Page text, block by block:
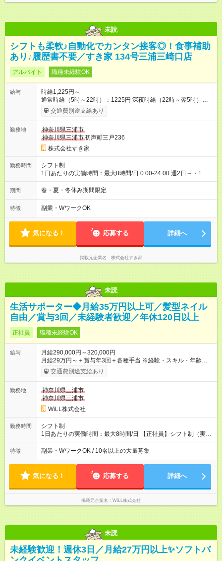
未読
シフトも柔軟♪自動化でカンタン接客◎！食事補助
あり♪履歴書不要／すき家 134号三浦三崎口店
アルバイト 職種未経験OK
給与
時給1,225円～
通常時給（5時～22時）：1225円 深夜時給（22時～翌5時）：
1532円 高校生時給：1225円 【特別手当】早朝手当（5：00-9：
00）時給+150円 【試用期間】試用期間あり 試用期間の長さ：1
30日（※条件変更なし）ですが、切り上げで一ヶ月とさせてい
ただきます。 研修制度あり：15時間(研修中も同時給）
交通費別途支給あり
勤務地
神奈川県三浦市
神奈川県三浦市初声町三戸236
株式会社すき家
勤務時間
シフト制
1日あたりの実働時間：最大8時間/日 0:00-24:00 週2日～・1日
2h～OK ＜シフト例＞ 〇朝帯 5:00-9:00 〇昼帯 9:00-14:00 〇午
後帯 14:00-18:00 〇夜帯 18:00-22:00 〇深夜帯 22:00-翌5:00 基
ます♪
期間 春・夏・冬休み期間限定
特徴 副業・WワークOK
気になる！ 応募する 詳細へ
掲載元企業名 株式会社すき家
未読
生活サポーター◆月給35万円以上可／髪型ネイル
自由／賞与3回／未経験者歓迎／年休120日以上
正社員 職種未経験OK
給与
月給290,000円～320,000円
月給29万円～＋賞与年3回＋各種手当 ※経験・スキル・年齢を考
慮し加給優遇 ■日勤のみを希望する方 月給27万円～＋賞与年3回
＋各種手当 ■夜勤のみを希望する方 月給30万円～＋賞与年3回＋
用形態、給与は本採用時と同じです。
交通費別途支給あり
勤務地
神奈川県三浦市
神奈川県三浦市
WiLL株式会社
勤務時間
シフト制
1日あたりの実働時間：最大8時間/日 【正社員】シフト制（実働
8時間） 【アルバイト】週1日から勤務可能 ◎勤務例 日勤／9時
～18時（休憩60分） 夜勤／22時～翌7時（休憩60分） ◎働き方
ど、ご希望の働き方をお気軽にご相談ください。
特徴 副業・WワークOK / 10名以上の大量募集
気になる！ 応募する 詳細へ
掲載元企業名 WiLL株式会社
未読
未経験歓迎！週休3日／月給27万円以上✨ソフトバ